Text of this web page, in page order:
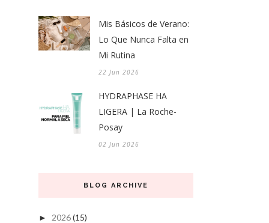
Mis Básicos de Verano:
Lo Que Nunca Falta en
Mi Rutina
22 Jun 2026
HYDRAPHASE HA
LIGERA | La Roche-
Posay
02 Jun 2026
BLOG ARCHIVE
► 2026(15)